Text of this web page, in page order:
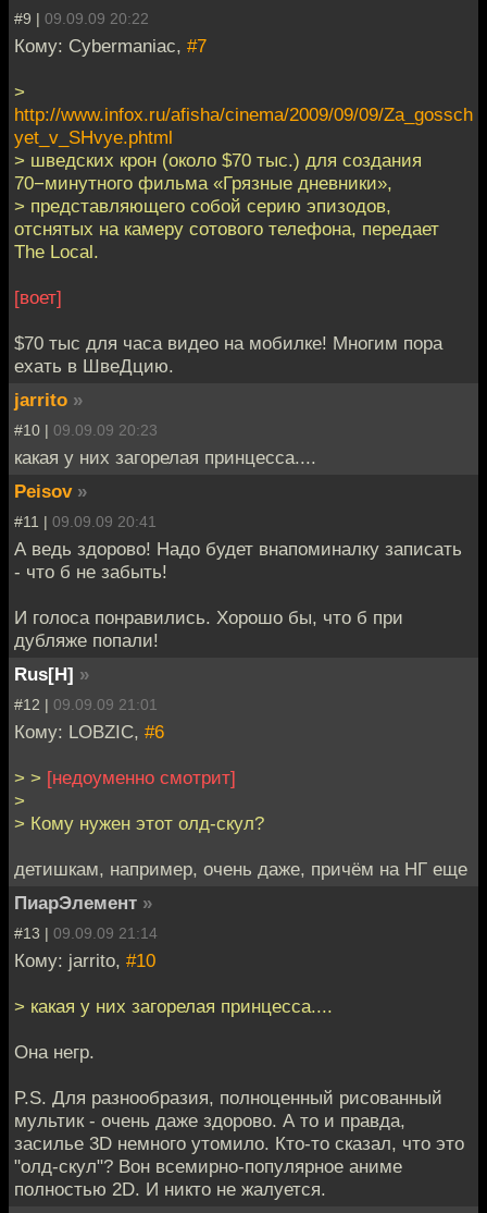
#9 | 09.09.09 20:22
Кому: Cybermaniac, #7
>
http://www.infox.ru/afisha/cinema/2009/09/09/Za_gossch
yet_v_SHvye.phtml
> шведских крон (около $70 тыс.) для создания
70−минутного фильма «Грязные дневники»,
> представляющего собой серию эпизодов,
отснятых на камеру сотового телефона, передает
The Local.
[воет]
$70 тыс для часа видео на мобилке! Многим пора
ехать в ШвеДцию.
jarrito »
#10 | 09.09.09 20:23
какая у них загорелая принцесса....
Peisov »
#11 | 09.09.09 20:41
А ведь здорово! Надо будет внапоминалку записать
- что б не забыть!
И голоса понравились. Хорошо бы, что б при
дубляже попали!
Rus[H] »
#12 | 09.09.09 21:01
Кому: LOBZIC, #6
> > [недоуменно смотрит]
>
> Кому нужен этот олд-скул?
детишкам, например, очень даже, причём на НГ еще
ПиарЭлемент »
#13 | 09.09.09 21:14
Кому: jarrito, #10
> какая у них загорелая принцесса....
Она негр.
P.S. Для разнообразия, полноценный рисованный
мультик - очень даже здорово. А то и правда,
засилье 3D немного утомило. Кто-то сказал, что это
"олд-скул"? Вон всемирно-популярное аниме
полностью 2D. И никто не жалуется.